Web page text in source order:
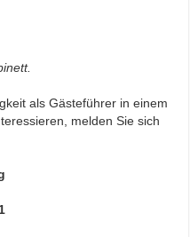
als Gästeführer in einem
melden Sie sich